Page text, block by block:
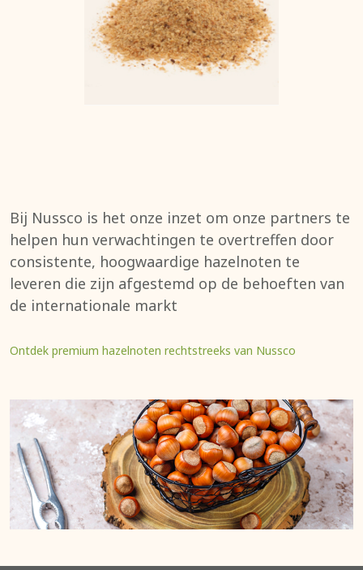
Bij Nussco is het onze inzet om onze partners te
helpen hun verwachtingen te overtreffen door
consistente, hoogwaardige hazelnoten te
leveren die zijn afgestemd op de behoeften van
de internationale markt
Ontdek premium hazelnoten rechtstreeks van Nussco